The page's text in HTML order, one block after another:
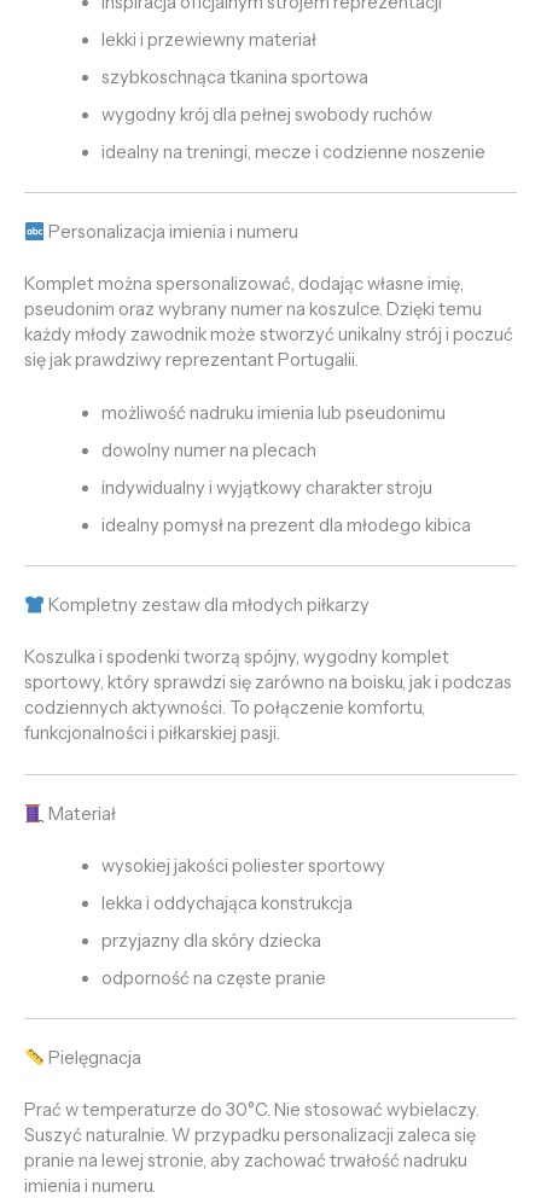
lekki i przewiewny materiał
szybkoschnąca tkanina sportowa
wygodny krój dla pełnej swobody ruchów
idealny na treningi, mecze i codzienne noszenie
Personalizacja imienia i numeru
Komplet można spersonalizować, dodając własne imię,
pseudonim oraz wybrany numer na koszulce. Dzięki temu
każdy młody zawodnik może stworzyć unikalny strój i poczuć
się jak prawdziwy reprezentant Portugalii.
możliwość nadruku imienia lub pseudonimu
dowolny numer na plecach
indywidualny i wyjątkowy charakter stroju
idealny pomysł na prezent dla młodego kibica
Kompletny zestaw dla młodych piłkarzy
Koszulka i spodenki tworzą spójny, wygodny komplet
sportowy, który sprawdzi się zarówno na boisku, jak i podczas
codziennych aktywności. To połączenie komfortu,
funkcjonalności i piłkarskiej pasji.
Materiał
wysokiej jakości poliester sportowy
lekka i oddychająca konstrukcja
przyjazny dla skóry dziecka
odporność na częste pranie
Pielęgnacja
Prać w temperaturze do 30°C. Nie stosować wybielaczy.
Suszyć naturalnie. W przypadku personalizacji zaleca się
pranie na lewej stronie, aby zachować trwałość nadruku
imienia i numeru.